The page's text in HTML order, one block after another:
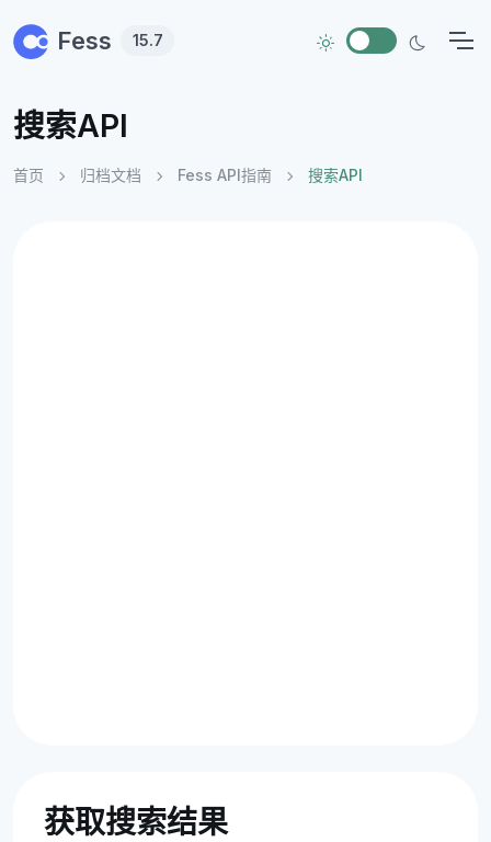
Fess 15.7
搜索API
首页 归档文档 Fess API指南 搜索API
获取搜索结果